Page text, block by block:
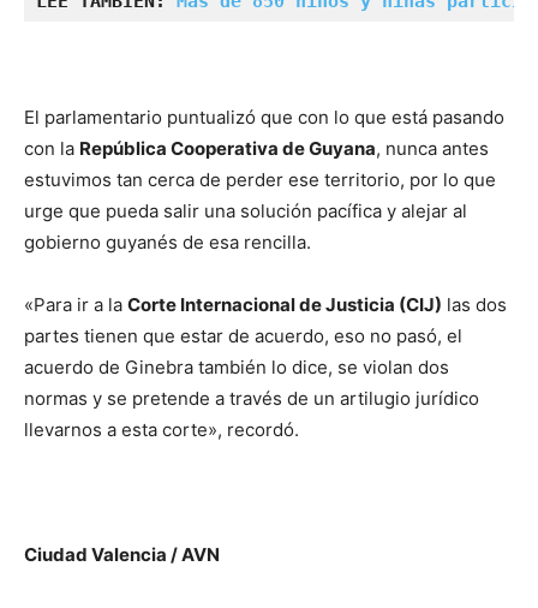
El parlamentario puntualizó que con lo que está pasando
con la República Cooperativa de Guyana, nunca antes
estuvimos tan cerca de perder ese territorio, por lo que
urge que pueda salir una solución pacífica y alejar al
gobierno guyanés de esa rencilla.
«Para ir a la Corte Internacional de Justicia (CIJ) las dos
partes tienen que estar de acuerdo, eso no pasó, el
acuerdo de Ginebra también lo dice, se violan dos
normas y se pretende a través de un artilugio jurídico
llevarnos a esta corte», recordó.
Ciudad Valencia / AVN